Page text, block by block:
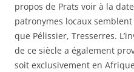
propos de Prats voir à la
patronymes locaux
que Pélissier, Tresserres.
de ce siècle a également
soit exclusivement en